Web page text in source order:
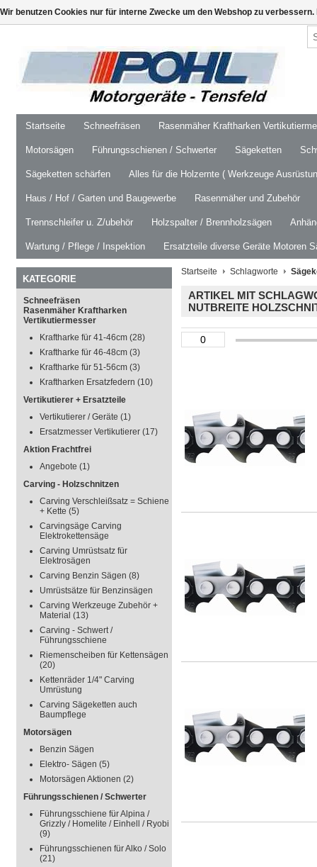
Startseite Schneefräsen Rasenmäher Kraftharken
Motorsägen Führungsschienen / Schwerter Sägeketten
Sägeketten schärfen Alles für die Holzernte ( Werkzeuge
Haus / Hof / Garten und Baugewerbe Rasenmäher und Zubehör
Trennschleifer u. Z/ubehör Holzspalter / Brennholzsägen
Wartung / Pflege / Inspektion Ersatzteile diverse Geräte Motoren
KATEGORIE
Schneefräsen
Rasenmäher Kraftharken
Vertikutiermesser
Kraftharke für 41-46cm (28)
Kraftharke für 46-48cm (3)
Kraftharke für 51-56cm (3)
Kraftharken Ersatzfedern (10)
Vertikutierer + Ersatzteile
Vertikutierer / Geräte (1)
Ersatzmesser Vertikutierer (17)
Aktion Frachtfrei
Angebote (1)
Carving - Holzschnitzen
Carving Verschleißsatz = Schiene
+ Kette (5)
Carvingsäge Carving
Elektrokettensäge
Carving Umrüstsatz für
Elektrosägen
Carving Benzin Sägen (8)
Umrüstsätze für Benzinsägen
Carving Werkzeuge Zubehör +
Material (13)
Carving - Schwert /
Führungsschiene
Riemenscheiben für Kettensägen
(20)
Kettenräder 1/4" Carving
Umrüstung
Carving Sägeketten auch
Baumpflege
Motorsägen
Benzin Sägen
Elektro- Sägen (5)
Motorsägen Aktionen (2)
Führungsschienen / Schwerter
Führungsschiene für Alpina /
Grizzly / Homelite / Einhell / Ryobi
(9)
Führungsschienen für Alko / Solo
(21)
Startseite Schlagworte
ARTIKEL MIT
NUTBREITE
Wir benutzen Cookies nur für interne Zwecke um den Webshop zu